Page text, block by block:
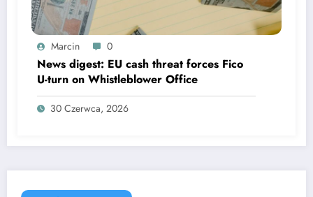
Marcin 0
News digest: EU cash threat forces Fico
U-turn on Whistleblower Office
30 Czerwca, 2026